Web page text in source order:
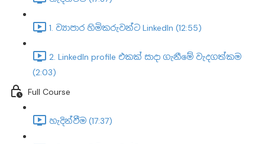
1. ව්‍යාපාර හිමිකරුවන්ට LinkedIn (12:55)
2. LinkedIn profile එකක් සාදා ගැනීමේ වැදගත්කම
(2:03)
Full Course
හැදින්වීම (17:37)